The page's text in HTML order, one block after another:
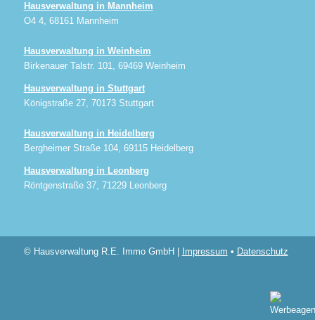
Hausverwaltung in Mannheim
O4 4, 68161 Mannheim
Hausverwaltung in Weinheim
Birkenauer Talstr. 101, 69469 Weinheim
Hausverwaltung in Stuttgart
Königstraße 27, 70173 Stuttgart
Hausverwaltung in Heidelberg
Bergheimer Straße 104, 69115 Heidelberg
Hausverwaltung in Leonberg
Röntgenstraße 37, 71229 Leonberg
© Hausverwaltung R.E. Immo GmbH | Impressum • Datenschutz